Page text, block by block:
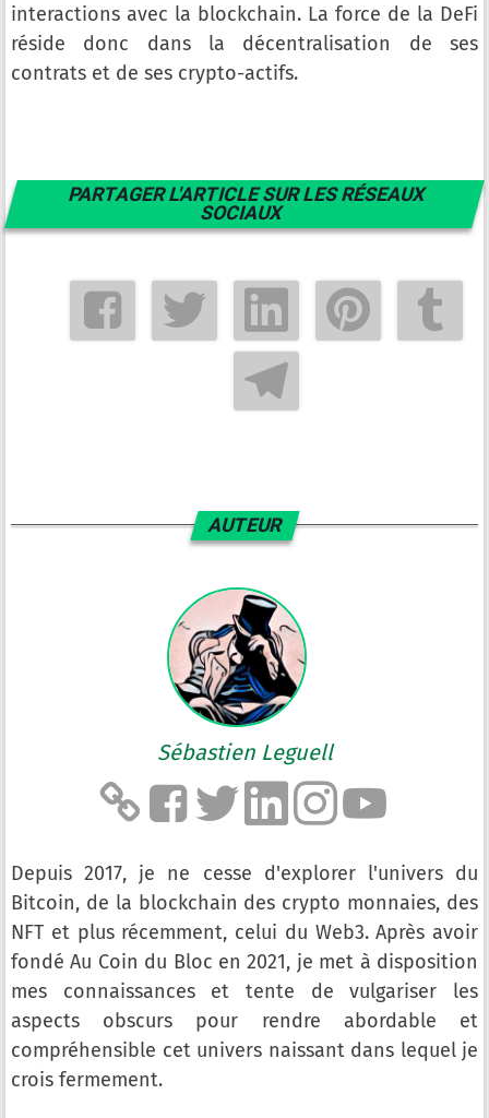
interactions avec la blockchain. La force de la DeFi
réside donc dans la décentralisation de ses
contrats et de ses crypto-actifs.
PARTAGER L'ARTICLE SUR LES RÉSEAUX
SOCIAUX
AUTEUR
Sébastien Leguell
Depuis 2017, je ne cesse d'explorer l'univers du
Bitcoin, de la blockchain des crypto monnaies, des
NFT et plus récemment, celui du Web3. Après avoir
fondé Au Coin du Bloc en 2021, je met à disposition
mes connaissances et tente de vulgariser les
aspects obscurs pour rendre abordable et
compréhensible cet univers naissant dans lequel je
crois fermement.